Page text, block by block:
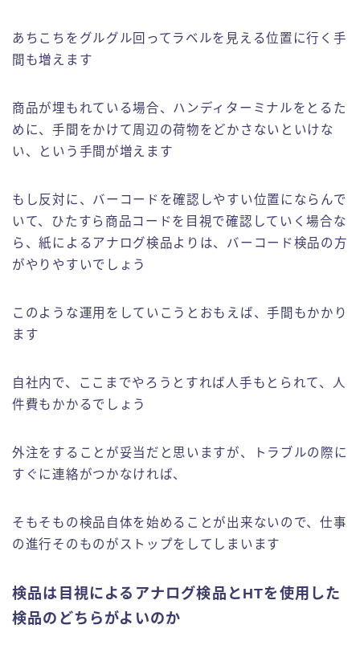
あちこちをグルグル回ってラベルを見える位置に行く手
間も増えます
商品が埋もれている場合、ハンディターミナルをとるた
めに、手間をかけて周辺の荷物をどかさないといけな
い、という手間が増えます
もし反対に、バーコードを確認しやすい位置にならんで
いて、ひたすら商品コードを目視で確認していく場合な
ら、紙によるアナログ検品よりは、バーコード検品の方
がやりやすいでしょう
このような運用をしていこうとおもえば、手間もかかり
ます
自社内で、ここまでやろうとすれば人手もとられて、人
件費もかかるでしょう
外注をすることが妥当だと思いますが、トラブルの際に
すぐに連絡がつかなければ、
そもそもの検品自体を始めることが出来ないので、仕事
の進行そのものがストップをしてしまいます
検品は目視によるアナログ検品とHTを使用した
検品のどちらがよいのか